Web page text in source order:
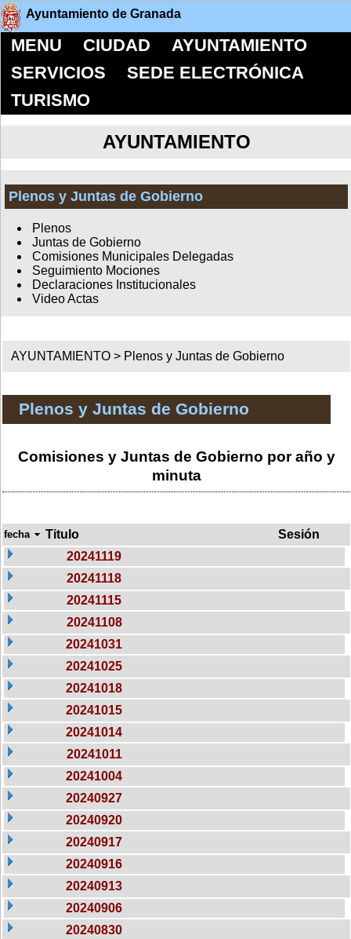
Ayuntamiento de Granada
MENU CIUDAD
AYUNTAMIENTO
SERVICIOS
SEDE ELECTRÓNICA
TURISMO
AYUNTAMIENTO
Plenos y Juntas de Gobierno
Plenos
Juntas de Gobierno
Comisiones Municipales Delegadas
Seguimiento Mociones
Declaraciones Institucionales
Video Actas
AYUNTAMIENTO > Plenos y Juntas de Gobierno
Plenos y Juntas de Gobierno
Comisiones y Juntas de Gobierno por año y
minuta
fecha Titulo
Sesión
20241119
20241118
20241115
20241108
20241031
20241025
20241018
20241015
20241014
20241011
20241004
20240927
20240920
20240917
20240916
20240913
20240906
20240830